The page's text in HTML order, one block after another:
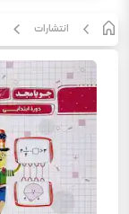
انتشارات